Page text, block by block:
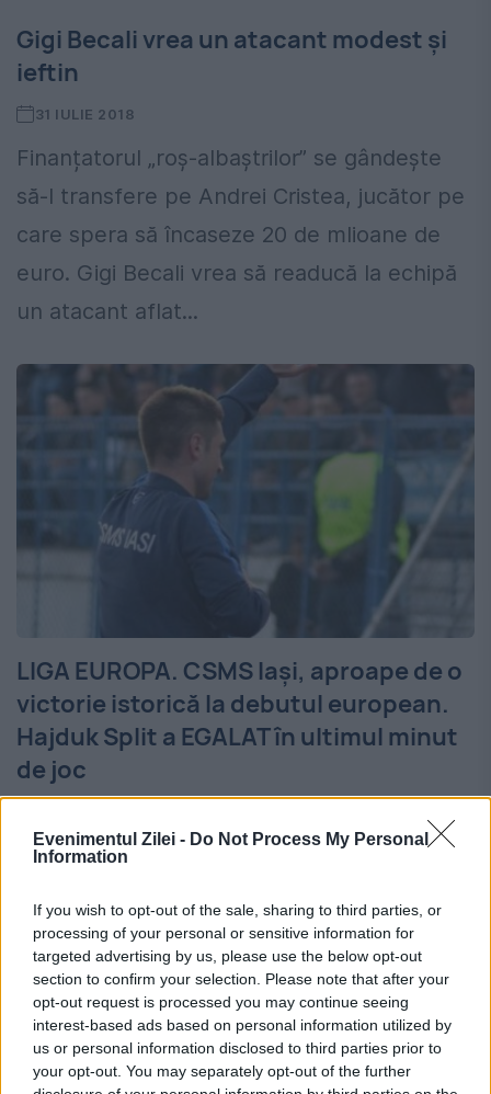
Evenimentul Zilei - Do Not Process My Personal
Information
If you wish to opt-out of the sale, sharing to third parties, or
processing of your personal or sensitive information for
targeted advertising by us, please use the below opt-out
section to confirm your selection. Please note that after your
opt-out request is processed you may continue seeing
interest-based ads based on personal information utilized by
us or personal information disclosed to third parties prior to
your opt-out. You may separately opt-out of the further
Gigi Becali vrea un atacant modest și
ieftin
31 IULIE 2018
Finanțatorul „roș-albaștrilor” se gândește
să-l transfere pe Andrei Cristea, jucător pe
care spera să încaseze 20 de mlioane de
euro. Gigi Becali vrea să readucă la echipă
un atacant aflat...
LIGA EUROPA. CSMS Iași, aproape de o
victorie istorică la debutul european.
Hajduk Split a EGALAT în ultimul minut
de joc
Thriller de senzație în această seară în
2, cu Hajduk Split, în prima manșă a turului
II din preliminariile Ligii Europa. La primul...